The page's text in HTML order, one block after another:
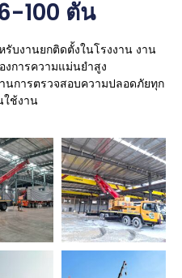
100 ตัน
รับงานยกติดตั้งในโรงงาน งาน
งการความแม่นยำสูง
นการตรวจสอบความปลอดภัยทุก
ใช้งาน